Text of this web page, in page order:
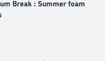
Break : Summer foam